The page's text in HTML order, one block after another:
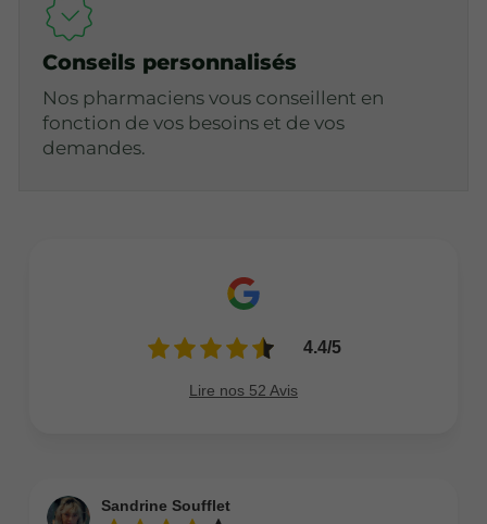
Conseils personnalisés
Nos pharmaciens vous conseillent en
fonction de vos besoins et de vos
demandes.